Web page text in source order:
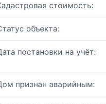
стоимость:
объекта:
постановки на учёт:
признан аварийным: